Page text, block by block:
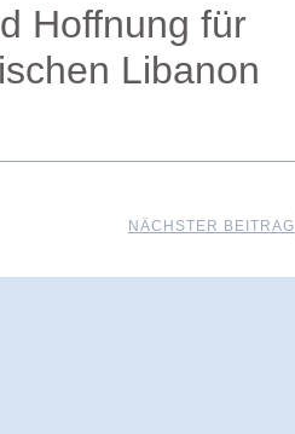
Hoffnung für
Libanon
NÄCHSTER BEITRAG